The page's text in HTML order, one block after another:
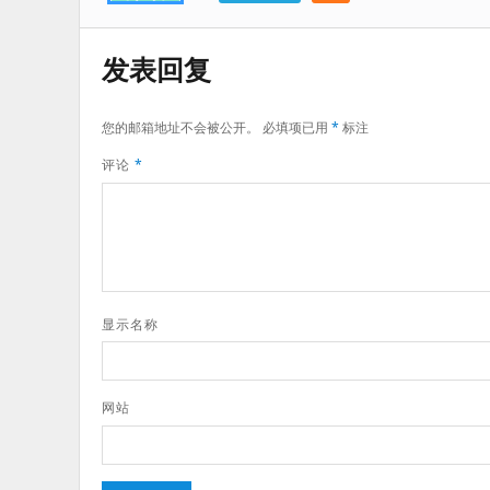
发表回复
您的邮箱地址不会被公开。 必填项已用 *标注
评论 *
显示名称
网站